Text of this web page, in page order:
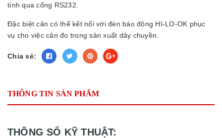
tính qua cổng RS232.
Đặc biệt cân có thể kết nối với đèn báo động HI-LO-OK phục
vụ cho việc cân đo trong sản xuất dây chuyền.
Chia sẻ:
THÔNG TIN SẢN PHẨM
THÔNG SỐ KỸ THUẬT: